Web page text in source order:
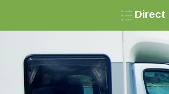
Direct
Zoek